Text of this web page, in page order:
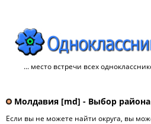
... место встречи всех
Молдавия [md] - Выбор района
Если вы не можете найти округа, вы